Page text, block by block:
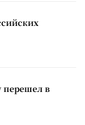
перешел в